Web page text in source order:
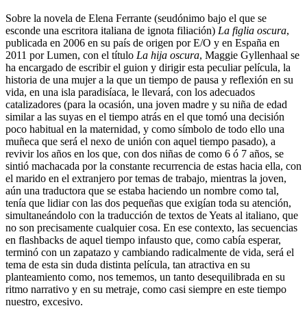
Sobre la novela de Elena Ferrante (seudónimo bajo el que se
esconde una escritora italiana de ignota filiación) La figlia oscura,
publicada en 2006 en su país de origen por E/O y en España en
2011 por Lumen, con el título La hija oscura, Maggie Gyllenhaal se
ha encargado de escribir el guion y dirigir esta peculiar película, la
historia de una mujer a la que un tiempo de pausa y reflexión en su
vida, en una isla paradisíaca, le llevará, con los adecuados
catalizadores (para la ocasión, una joven madre y su niña de edad
similar a las suyas en el tiempo atrás en el que tomó una decisión
poco habitual en la maternidad, y como símbolo de todo ello una
muñeca que será el nexo de unión con aquel tiempo pasado), a
revivir los años en los que, con dos niñas de como 6 ó 7 años, se
sintió machacada por la constante recurrencia de estas hacia ella, con
el marido en el extranjero por temas de trabajo, mientras la joven,
aún una traductora que se estaba haciendo un nombre como tal,
tenía que lidiar con las dos pequeñas que exigían toda su atención,
simultaneándolo con la traducción de textos de Yeats al italiano, que
no son precisamente cualquier cosa. En ese contexto, las secuencias
en flashbacks de aquel tiempo infausto que, como cabía esperar,
terminó con un zapatazo y cambiando radicalmente de vida, será el
tema de esta sin duda distinta película, tan atractiva en su
planteamiento como, nos tememos, un tanto desequilibrada en su
ritmo narrativo y en su metraje, como casi siempre en este tiempo
nuestro, excesivo.